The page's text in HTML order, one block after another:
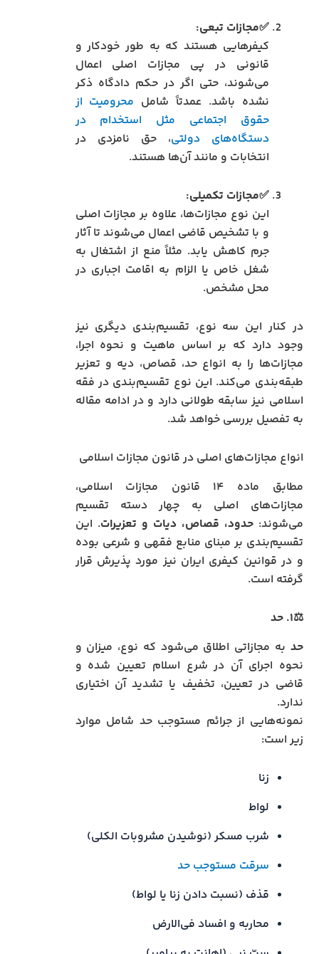
✅مجازات تبعی:
کیفرهایی هستند که به طور خودکار و
قانونی در پی مجازات اصلی اعمال
می‌شوند، حتی اگر در حکم دادگاه ذکر
نشده باشد. عمدتاً شامل محرومیت از
حقوق اجتماعی مثل استخدام در
دستگاه‌های دولتی، حق نامزدی در
انتخابات و مانند آن‌ها هستند.
✅مجازات تکمیلی:
این نوع مجازات‌ها، علاوه بر مجازات اصلی
و با تشخیص قاضی اعمال می‌شوند تا آثار
جرم کاهش یابد. مثلاً منع از اشتغال به
شغل خاص یا الزام به اقامت اجباری در
محل مشخص.
در کنار این سه نوع، تقسیم‌بندی دیگری نیز
وجود دارد که بر اساس ماهیت و نحوه اجرا،
مجازات‌ها را به انواع حد، قصاص، دیه و تعزیر
طبقه‌بندی می‌کند. این نوع تقسیم‌بندی در فقه
اسلامی نیز سابقه طولانی دارد و در ادامه مقاله
به تفصیل بررسی خواهد شد.
انواع مجازات‌های اصلی در قانون مجازات اسلامی
مطابق ماده ۱۴ قانون مجازات اسلامی،
مجازات‌های اصلی به چهار دسته تقسیم
می‌شوند:حدود، قصاص، دیات و تعزیرات. این
تقسیم‌بندی بر مبنای منابع فقهی و شرعی بوده
و در قوانین کیفری ایران نیز مورد پذیرش قرار
گرفته است.
⚖️۱. حد
حد به مجازاتی اطلاق می‌شود که نوع، میزان و
نحوه اجرای آن در شرع اسلام تعیین شده و
قاضی در تعیین، تخفیف یا تشدید آن اختیاری
ندارد.
نمونه‌هایی از جرائم مستوجب حد شامل موارد
زیر است:
زنا
لواط
شرب مسکر (نوشیدن مشروبات الکلی)
سرقت مستوجب حد
قذف (نسبت دادن زنا یا لواط)
محاربه و افساد فی‌الارض